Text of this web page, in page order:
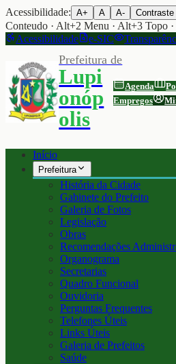
Acessibilidade: A+ A A- Contraste
Conteudo · Alt+2 Menu · Alt+3 Topo
Acessibilidade
e-SIC
Prefeitura de
Lupi
onóp
olis
Agenda
Empregos
Início
Prefeitura
História da Cidade
Gabinete do Prefeito
Galeria de Fotos
Legislação
Obras
Recomendações
Organograma
Secretarias
Quadro Funcional
Ouvidoria
Perguntas Frequentes
Telefones Úteis
Links Úteis
Galeria de Prefeitos
Saúde